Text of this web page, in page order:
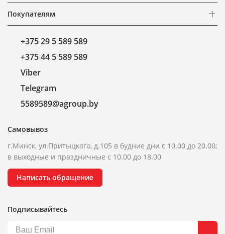
Покупателям
+375 29 5 589 589
+375 44 5 589 589
Viber
Telegram
5589589@agroup.by
Самовывоз
г.Минск, ул.Притыцкого, д.105 в будние дни с 10.00 до 20.00;
в выходные и праздничные с 10.00 до 18.00
Написать обращение
Подписывайтесь